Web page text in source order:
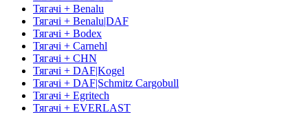
Тягачі + Benalu
Тягачі + Benalu|DAF
Тягачі + Bodex
Тягачі + Carnehl
Тягачі + CHN
Тягачі + DAF|Kogel
Тягачі + DAF|Schmitz Cargobull
Тягачі + Egritech
Тягачі + EVERLAST